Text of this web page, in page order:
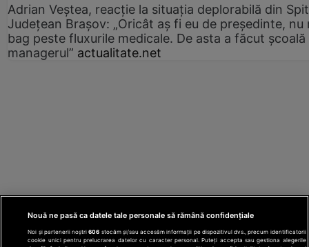
Adrian Veștea, reacție la situația deplorabilă din
Județean Brașov: „Oricât aș fi eu de președinte, nu
bag peste fluxurile medicale. De asta a făcut școală
managerul” actualitate.net
Nouă ne pasă ca datele tale personale să rămână confidențiale
Noi și partenerii noștri606 stocăm și/sau accesăm informații pe dispozitivul dvs., precum identificatorii
cookie unici pentru prelucrarea datelor cu caracter personal. Puteți accepta sau gestiona alegerile